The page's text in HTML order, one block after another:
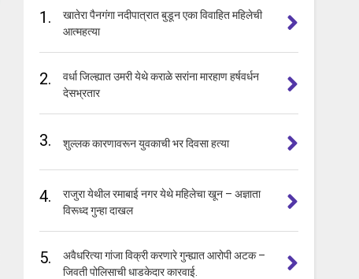
1.
खातेरा पैनगंगा नदीपात्रात बुडून एका विवाहित महिलेची
आत्महत्या
2.
वर्धा जिल्ह्यात उमरी येथे कराळे सरांना मारहाण हर्षवर्धन
देसभ्रतार
3. शुल्लक कारणावरून युवकाची भर दिवसा हत्या
4.
राजुरा येथील रमाबाई नगर येथे महिलेचा खून – अज्ञाता
विरूध्द गुन्हा दाखल
5.
अवैधरित्या गांजा विक्री करणारे गुन्ह्यात आरोपी अटक –
जिवती पोलिसाची धाडकेदार कारवाई.